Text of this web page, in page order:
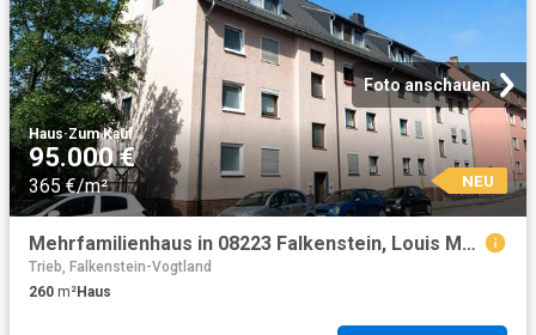
Foto anschauen
Haus·Zum Kauf
95.000 €
365 €/m² NEU
Mehrfamilienhaus in 08223 Falkenstein, Louis Müller Str
Trieb, Falkenstein-Vogtland
260 m²Haus